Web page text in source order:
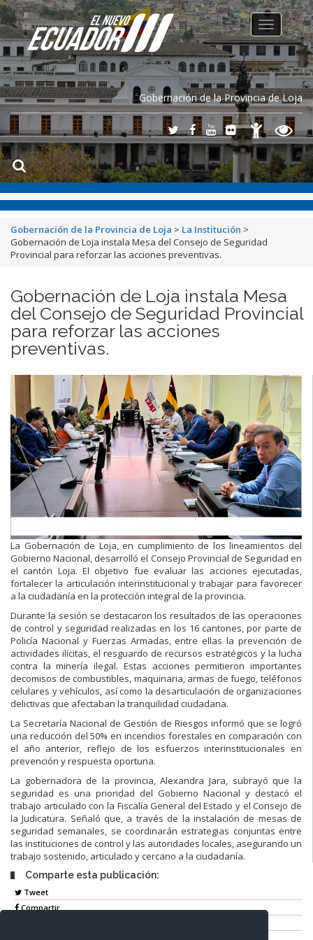
Gobernación de la Provincia de Loja
Toggle
navigation
Gobernación de la Provincia de Loja > La Institución >
Gobernación de Loja instala Mesa del Consejo de Seguridad
Provincial para reforzar las acciones preventivas.
Gobernación de Loja instala Mesa
del Consejo de Seguridad Provincial
para reforzar las acciones
preventivas.
La Gobernación de Loja, en cumplimiento de los lineamientos del
Gobierno Nacional, desarrolló el Consejo Provincial de Seguridad en
el cantón Loja. El objetivo fue evaluar las acciones ejecutadas,
fortalecer la articulación interinstitucional y trabajar para favorecer
a la ciudadanía en la protección integral de la provincia.
Durante la sesión se destacaron los resultados de las operaciones
de control y seguridad realizadas en los 16 cantones, por parte de
Policía Nacional y Fuerzas Armadas, entre ellas la prevención de
actividades ilícitas, el resguardo de recursos estratégicos y la lucha
contra la minería ilegal. Estas acciones permitieron importantes
decomisos de combustibles, maquinaria, armas de fuego, teléfonos
celulares y vehículos, así como la desarticulación de organizaciones
delictivas que afectaban la tranquilidad ciudadana.
La Secretaría Nacional de Gestión de Riesgos informó que se logró
una reducción del 50% en incendios forestales en comparación con
el año anterior, reflejo de los esfuerzos interinstitucionales en
prevención y respuesta oportuna.
La gobernadora de la provincia, Alexandra Jara, subrayó que la
seguridad es una prioridad del Gobierno Nacional y destacó el
trabajo articulado con la Fiscalía General del Estado y el Consejo de
la Judicatura. Señaló que, a través de la instalación de mesas de
seguridad semanales, se coordinarán estrategias conjuntas entre
las instituciones de control y las autoridades locales, asegurando un
trabajo sostenido, articulado y cercano a la ciudadanía.
Comparte esta publicación:
Tweet
Compartir